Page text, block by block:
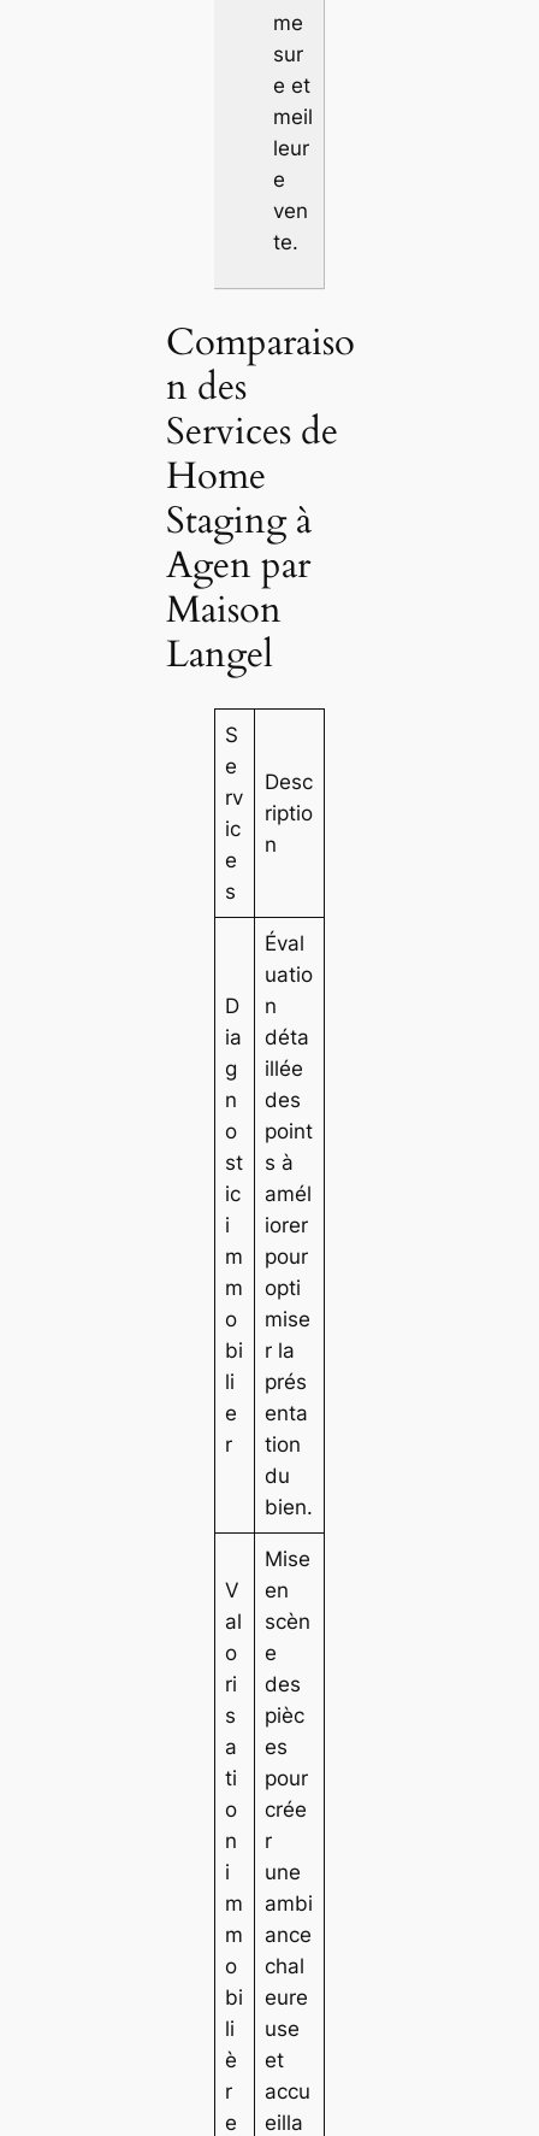
me
sur
e et
meil
leur
e
ven
te.
Comparaiso
n des
Services de
Home
Staging à
Agen par
Maison
Langel
S
e
rv
ic
e
s
Desc
riptio
n
D
ia
g
n
o
st
ic
i
m
m
o
bi
li
e
r
Éval
uatio
n
déta
illée
des
point
s à
amél
iorer
pour
opti
mise
r la
prés
enta
tion
du
bien.
V
al
o
ri
s
a
ti
o
n
i
m
m
o
bi
li
è
r
e
Mise
en
scèn
e
des
pièc
es
pour
crée
r
une
ambi
ance
chal
eure
use
et
accu
eilla